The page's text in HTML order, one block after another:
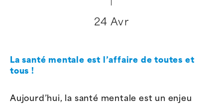
24 Avr
La santé mentale est l’affaire de toutes et
tous !
Aujourd’hui, la santé mentale est un enjeu